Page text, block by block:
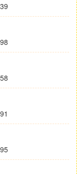
均匀，按照防
不能持续一整天
的时候，应该
晒霜。
晒霜中同样含
致毛孔的`堵塞
妆应该用专业